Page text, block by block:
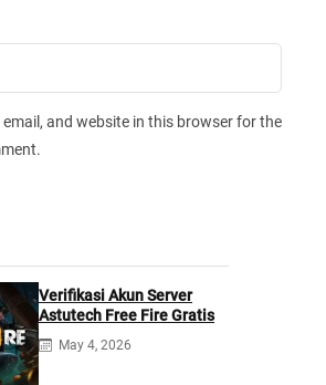
email, and website in this browser for the
Verifikasi Akun Server
Astutech Free Fire Gratis
May 4, 2026